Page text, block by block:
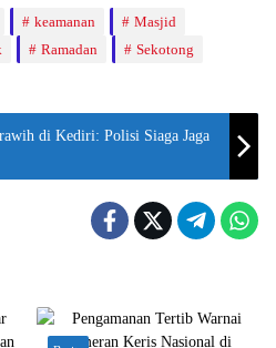
keamanan
Masjid
Ramadan
Sekotong
di Kediri: Polisi Siaga Jaga